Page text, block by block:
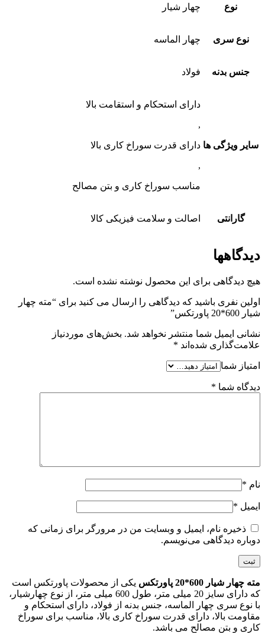
نوع چهار شیار
نوع سری چهار الماسه
جنس بدنه فولاد
سایر ویژگی ها
دارای استحکام و استقامت بالا
,
دارای قدرت سوراخ کاری بالا
,
مناسب سوراخ کاری و بتن مصالح
گارانتی اصالت و سلامت فیزیکی کالا
دیدگاهها
هیچ دیدگاهی برای این محصول نوشته نشده است.
اولین نفری باشید که دیدگاهی را ارسال می کنید برای “مته چهار
شیار 600*20 پاورتکس”
نشانی ایمیل شما منتشر نخواهد شد. بخش‌های موردنیاز
علامت‌گذاری شده‌اند *
امتیاز شما
دیدگاه شما *
نام *
ایمیل *
ذخیره نام، ایمیل و وبسایت من در مرورگر برای زمانی که
دوباره دیدگاهی می‌نویسم.
مته چهار شیار 600*20 پاورتکس
یکی از محصولات پاورتکس است
که دارای سایز 20 میلی متر، طول 600 میلی متر، از نوع چهارشیار،
با نوع سری چهار الماسه، جنس بدنه از فولاد، دارای استحکام و
مقاومت بالا، دارای قدرت سوراخ کاری بالا، مناسب برای سوراخ
کاری و بتن مصالح می باشد.